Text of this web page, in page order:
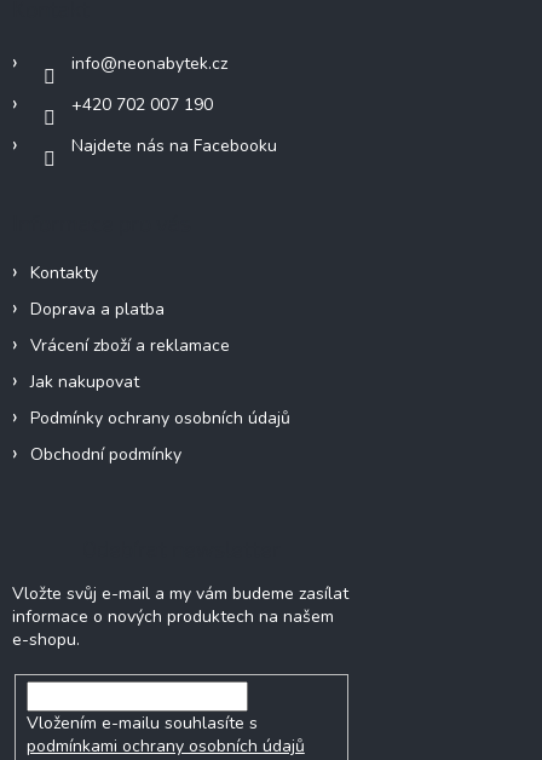
info@neonabytek.cz
+420 702 007 190
Najdete nás na Facebooku
Kontakty
Doprava a platba
Vrácení zboží a reklamace
Jak nakupovat
Podmínky ochrany osobních údajů
Obchodní podmínky
Vložte svůj e-mail a my vám budeme zasílat
informace o nových produktech na našem
e-shopu.
Vložením e-mailu souhlasíte s
podmínkami ochrany osobních údajů